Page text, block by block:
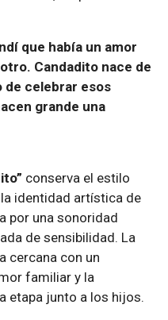
que había un amor
Candadito nace de
de celebrar esos
grande una
conserva el estilo
identidad artística de
por una sonoridad
de sensibilidad. La
cercana con un
familiar y la
etapa junto a los hijos.